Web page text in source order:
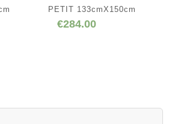
PETIT 133cmX150cm
€284.00